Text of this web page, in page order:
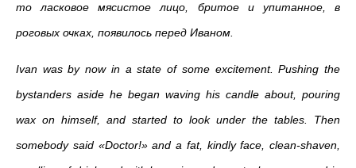
то ласковое мясистое лицо, бритое и упитанное, в
роговых очках, появилось перед Иваном.
Ivan was by now in a state of some excitement. Pushing the
bystanders aside he began waving his candle about, pouring
wax on himself, and started to look under the tables. Then
somebody said «Doctor!» and a fat, kindly face, clean-shaven,